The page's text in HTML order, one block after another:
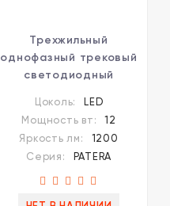
Трехжильный
однофазный трековый
светодиодный
PATERA 358674 1200лм
12Вт
Цоколь:
LED
Мощность вт:
12
Яркость лм:
1200
Серия:
PATERA